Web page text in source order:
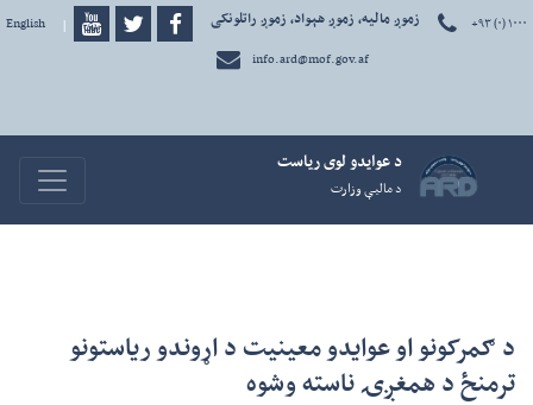
زموږ مالیه، زموږ هېواد، زموږ راتلونکی
info.ard@mof.gov.af
+۹۳ (۰) ۱۰۰۰ دری |
English
د عوايدو لوی رياست
د ماليې وزارت
د ګمرکونو او عوایدو معینیت د اړوندو ریاستونو
ترمنځ د همغږۍ ناسته وشوه